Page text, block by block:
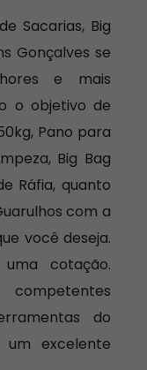
Sacarias, Big
Gonçalves se
e mais
o objetivo de
Pano para
Big Bag
Ráfia, quanto
com a
você deseja.
cotação.
do
excelente